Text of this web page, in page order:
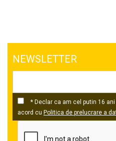
NEWSLETTER
* Declar ca am cel putin 16
acord cu Politica de prelucrare a